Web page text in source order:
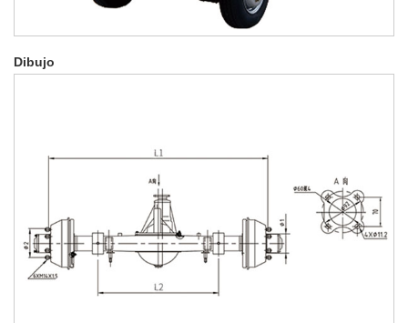
Dibujo